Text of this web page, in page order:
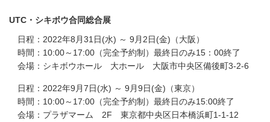
UTC・シキボウ合同総合展
日程：2022年8月31日(水) ～ 9月2日(金)（大阪）
時間：10:00～17:00（完全予約制）最終日のみ15：00終了
会場：シキボウホール 大ホール 大阪市中央区備後町3-2-6
日程：2022年9月7日(水) ～ 9月9日(金)（東京）
時間：10:00～17:00（完全予約制）最終日のみ15:00終了
会場：プラザマーム 2F 東京都中央区日本橋浜町1-1-12